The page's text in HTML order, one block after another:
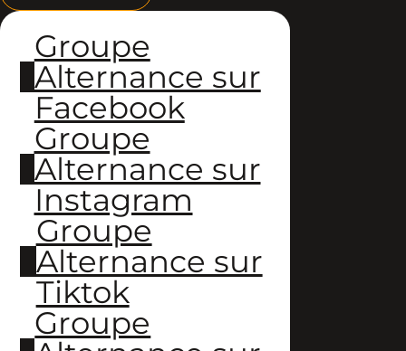
Groupe
Alternance sur
Facebook
Groupe
Alternance sur
Instagram
Groupe
Alternance sur
Tiktok
Groupe